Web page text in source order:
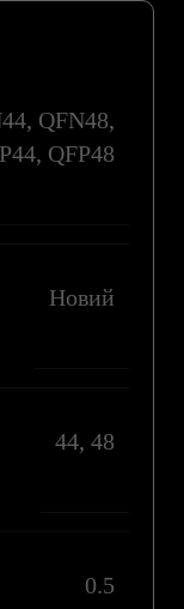
, QFN48,
, QFP48
Новий
44, 48
0.5